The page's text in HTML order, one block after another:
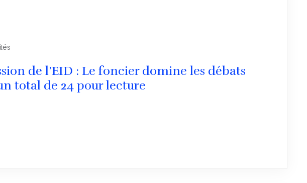
de l’EID : Le foncier domine les débats
total de 24 pour lecture